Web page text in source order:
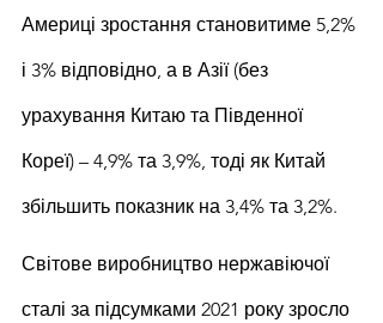
Америці зростання становитиме 5,2%
і 3% відповідно, а в Азії (без
урахування Китаю та Південної
Кореї) – 4,9% та 3,9%, тоді як Китай
збільшить показник на 3,4% та 3,2%.
Світове виробництво нержавіючої
сталі за підсумками 2021 року зросло